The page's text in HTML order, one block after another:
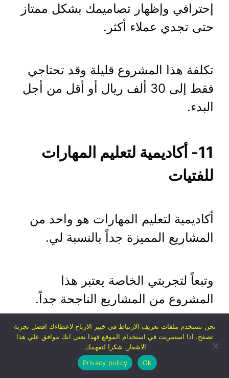
إحترافي وإظهار تصاميمك بشكل ممتاز
حتى تجدي عملاء أكثر.
تكلفة هذا المشروع قليلة وقد تحتاجي
فقط إلى 30 ألف ريال أو أقل من أجل
البدء.
11- أكاديمية لتعليم المهارات
للفتيات
أكاديمية لتعليم المهارات هو واحد من
المشاريع المميزة جداً بالنسبة لي.
وتبعاً لتجربتي الخاصة يعتبر هذا
المشروع من المشاريع الناجحة جداً.
ليس في السعودية فقط، ولكن في
مختلف البلدان العربية.
نحن نستخدم ملفات تعريف الارتباط في خبير الارباح لاعطاءك افضل تجربة
تصفح. اذا استمريت في استخدام الموقع فهذا يعني انك موافق علي هذا
الاشعار. شكرا لتفهمك.
Ok
Privacy policy